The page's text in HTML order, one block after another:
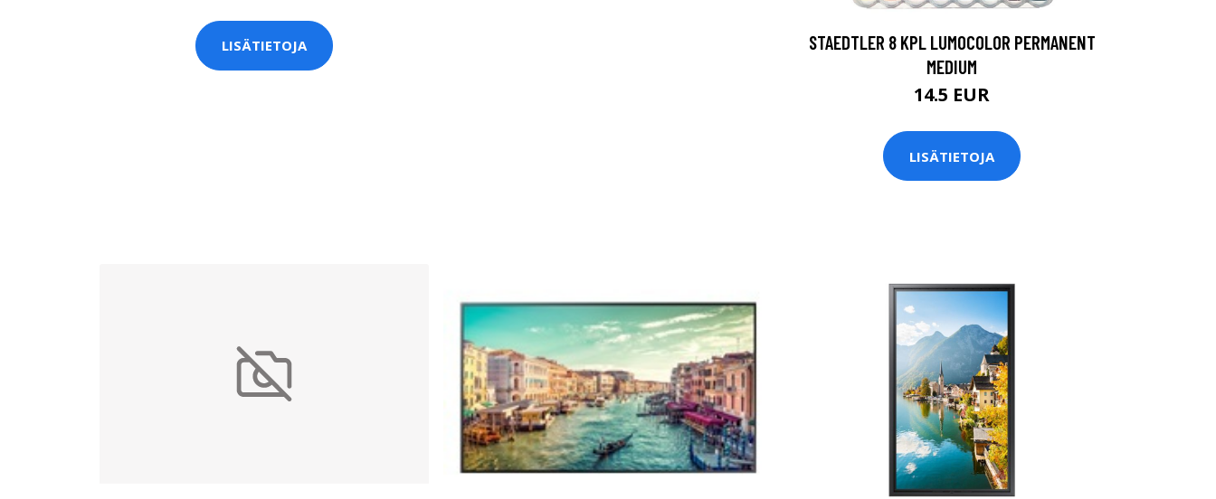
LISÄTIETOJA
STAEDTLER 8 KPL LUMOCOLOR PERMANENT
MEDIUM
14.5 EUR
LISÄTIETOJA